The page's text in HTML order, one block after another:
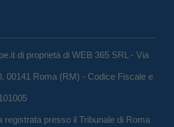
di proprietà di WEB 365 SRL - Via
00141 Roma (RM) - Codice Fiscale e
registrata presso il Tribunale di Roma